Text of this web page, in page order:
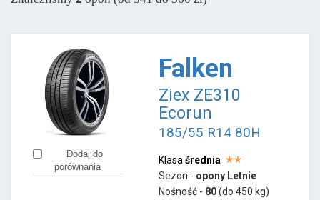
Dodaj do
porównania
Falken
Ziex ZE310
Ecorun
185/55 R14 80H
Klasa średnia
Sezon - opony Letnie
Nośność - 80(do 450 kg)